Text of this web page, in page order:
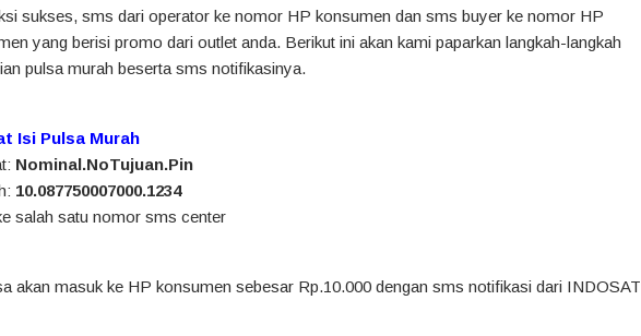
sukses, sms dari operator ke nomor HP konsumen dan sms buyer ke nomor HP
yang berisi promo dari outlet anda. Berikut ini akan kami paparkan langkah-langkah
pulsa murah beserta sms notifikasinya.
Isi Pulsa Murah
Nominal.NoTujuan.Pin
10.087750007000.1234
salah satu nomor sms center
akan masuk ke HP konsumen sebesar Rp.10.000 dengan sms notifikasi dari INDOSAT